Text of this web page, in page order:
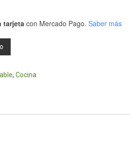
tarjeta con Mercado Pago. Saber más
,Cocina